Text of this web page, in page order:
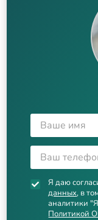
Я даю
данных, в
аналитики
Политикой